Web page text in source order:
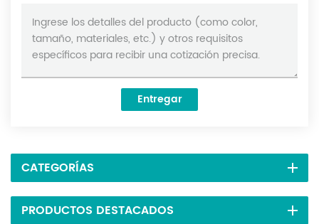
Entregar
CATEGORÍAS
PRODUCTOS DESTACADOS